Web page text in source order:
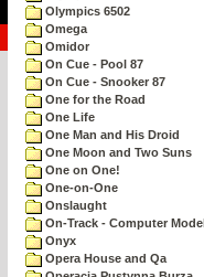
Olympics 6502
Omega
Omidor
On Cue - Pool 87
On Cue - Snooker 87
One for the Road
One Life
One Man and His Droid
One Moon and Two Suns
One on One!
One-on-One
Onslaught
On-Track - Computer
Onyx
Opera House and Qa